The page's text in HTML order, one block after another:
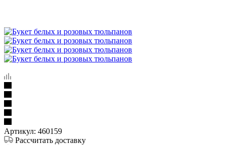
Артикул: 460159
Рассчитать доставку